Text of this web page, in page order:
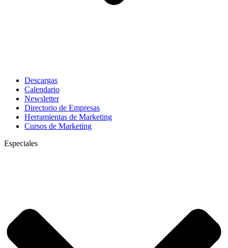
Descargas
Calendario
Newsletter
Directorio de Empresas
Herramientas de Marketing
Cursos de Marketing
Especiales